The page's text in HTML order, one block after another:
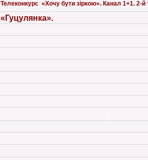
Телеконкурс «Хочу бути зіркою». Канал 1+1. 2-й
«Гуцулянка».